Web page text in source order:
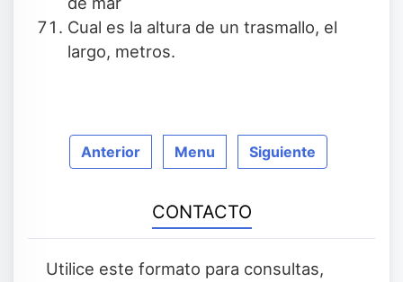
Cual es la altura de un trasmallo, el
largo, metros.
Anterior Menu Siguiente
CONTACTO
Utilice este formato para consultas,